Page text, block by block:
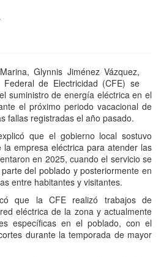
Glynnis Jiménez Vázquez,
de Electricidad (CFE) se
suministro de energía eléctrica en el
el próximo periodo vacacional de
fallas registradas el año pasado.
que el gobierno local sostuvo
empresa eléctrica para atender las
en 2025, cuando el servicio se
del poblado y posteriormente en
entre habitantes y visitantes.
que la CFE realizó trabajos de
eléctrica de la zona y actualmente
específicas en el poblado, con el
durante la temporada de mayor